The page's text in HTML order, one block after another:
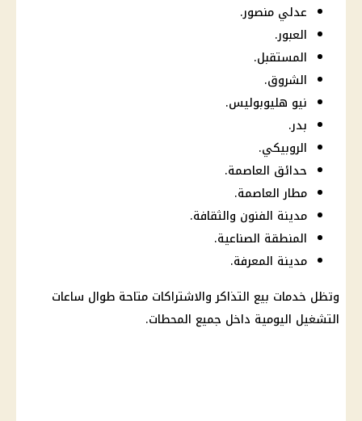
عدلي منصور.
العبور.
المستقبل.
الشروق.
نيو هليوبوليس.
بدر.
الروبيكي.
حدائق العاصمة.
مطار العاصمة.
مدينة الفنون والثقافة.
المنطقة الصناعية.
مدينة المعرفة.
وتظل خدمات بيع التذاكر والاشتراكات متاحة طوال ساعات
التشغيل اليومية داخل جميع المحطات.